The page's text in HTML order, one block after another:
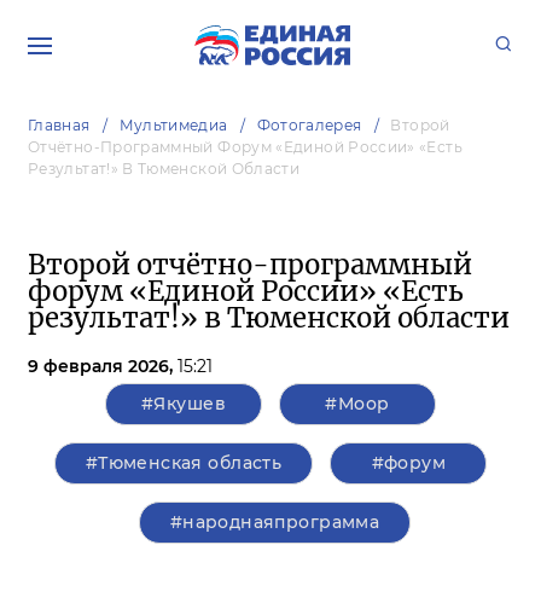
Главная Мультимедиа Фотогалерея
Второй
Отчётно-Программный Форум «Единой России» «Есть
Результат!» В Тюменской Области
Второй отчётно-программный
форум «Единой России» «Есть
результат!» в Тюменской области
9 февраля 2026, 15:21
#Якушев
#Моор
#Тюменская область #форум
#народнаяпрограмма